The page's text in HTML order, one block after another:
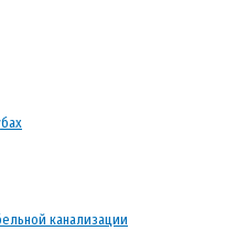
канализации